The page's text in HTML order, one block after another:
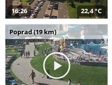
16:26 22,4 °C
Poprad (19 km)